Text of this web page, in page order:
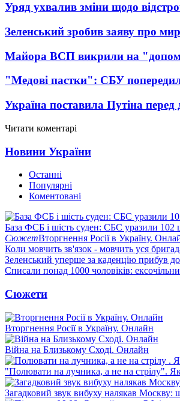
Уряд ухвалив зміни щодо
Зеленський зробив заяву про
Майора ВСП викрили на
"Медові пастки": СБУ
Україна поставила Путіна
Читати коментарі
Новини України
Останні
Популярні
Коментовані
База ФСБ і шість суден: СБС уразили 102
СюжетВторгнення Росії в Україну.
Коли мовчить зв'язок - мовчить уся
Зеленський уперше за каденцію прибув до
Списали понад 1000 чоловіків:
Сюжети
Вторгнення Росії в Україну. Онлайн
Війна на Близькому Сході. Онлайн
"Полювати на лучника, а не на стрілу". Як
Загадковий звук вибуху налякав Москву: